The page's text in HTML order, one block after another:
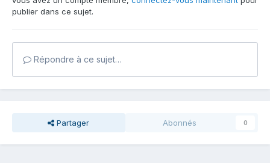
publier dans ce sujet.
Répondre à ce sujet…
Partager Abonnés 0